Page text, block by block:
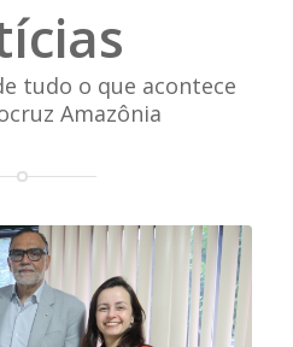
tudo o que acontece
Amazônia